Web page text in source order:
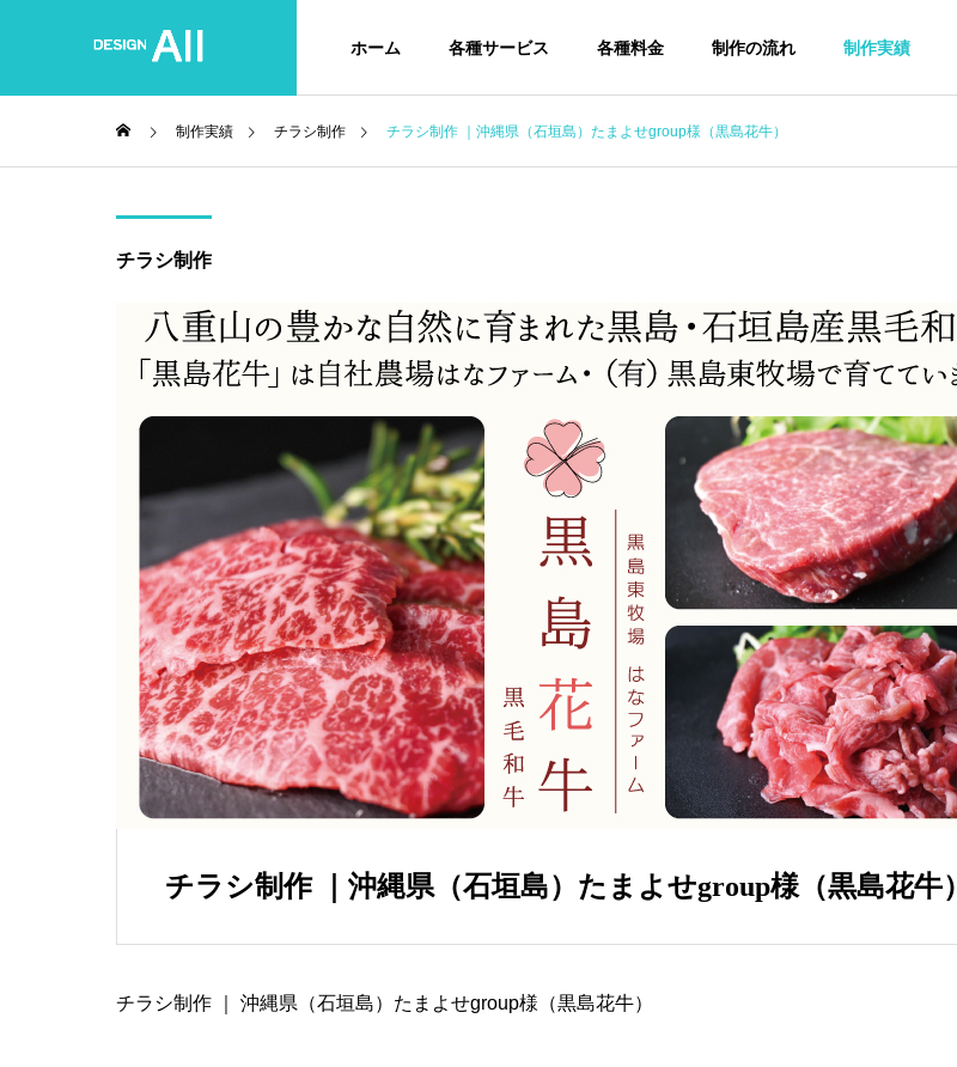
ホーム 各種サービス 各種料金 制作の流れ 制作実績
制作実績 チラシ制作 チラシ制作 ｜沖縄県（石垣島）たまよせgroup様（黒島花牛）
チラシ制作
チラシ制作 ｜沖縄県（石垣島）たまよせgroup様（黒島花牛）
チラシ制作 ｜ 沖縄県（石垣島）たまよせgroup様（黒島花牛）